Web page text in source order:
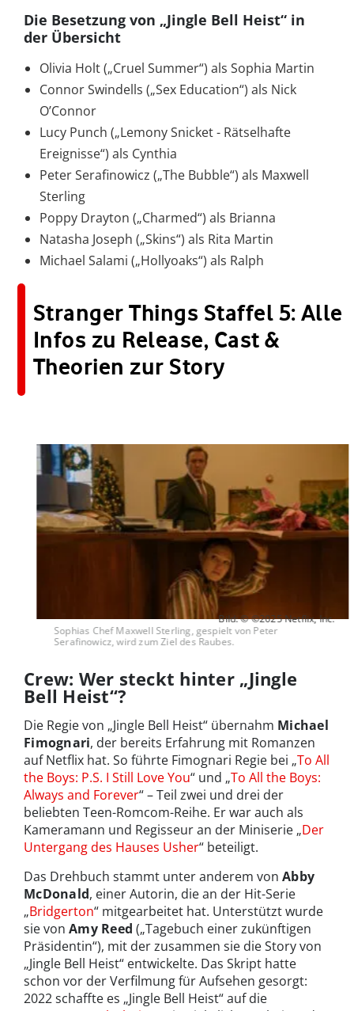
Die Besetzung von „Jingle Bell Heist“ in
der Übersicht
Olivia Holt („Cruel Summer“) als Sophia Martin
Connor Swindells („Sex Education“) als Nick
O’Connor
Lucy Punch („Lemony Snicket - Rätselhafte
Ereignisse“) als Cynthia
Peter Serafinowicz („The Bubble“) als Maxwell
Sterling
Poppy Drayton („Charmed“) als Brianna
Natasha Joseph („Skins“) als Rita Martin
Michael Salami („Hollyoaks“) als Ralph
Stranger Things Staffel 5: Alle
Infos zu Release, Cast &
Theorien zur Story
Sophias Chef Maxwell Sterling, gespielt von Peter
Serafinowicz, wird zum Ziel des Raubes.
Bild: © ©2025 Netflix, Inc.
Crew: Wer steckt hinter „Jingle
Bell Heist“?
Die Regie von „Jingle Bell Heist“ übernahm Michael
Fimognari, der bereits Erfahrung mit Romanzen
auf Netflix hat. So führte Fimognari Regie bei „To All
the Boys: P.S. I Still Love You“ und „To All the Boys:
Always and Forever“ – Teil zwei und drei der
beliebten Teen-Romcom-Reihe. Er war auch als
Kameramann und Regisseur an der Miniserie „Der
Untergang des Hauses Usher“ beteiligt.
Das Drehbuch stammt unter anderem von Abby
McDonald, einer Autorin, die an der Hit-Serie
„Bridgerton“ mitgearbeitet hat. Unterstützt wurde
sie von Amy Reed („Tagebuch einer zukünftigen
Präsidentin“), mit der zusammen sie die Story von
„Jingle Bell Heist“ entwickelte. Das Skript hatte
schon vor der Verfilmung für Aufsehen gesorgt:
2022 schaffte es „Jingle Bell Heist“ auf die